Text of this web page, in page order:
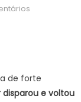
de forte
disparou e voltou